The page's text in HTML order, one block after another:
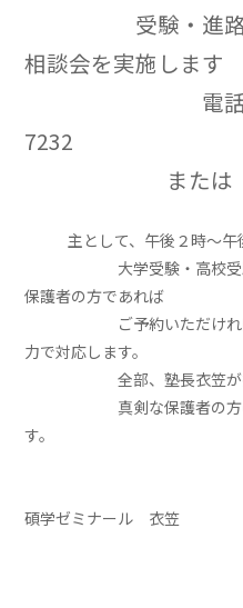
受験・進路・
相談会を実施します
電話番号
7232
または
主として、午後２時～午
大学受験・高校受験に
保護者の方であれば
ご予約いただければ、
力で対応します。
全部、塾長衣笠が担
真剣な保護者の方の何
す。
碩学ゼミナール 衣笠